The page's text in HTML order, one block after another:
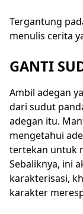
Tergantung
menulis cerita
GANTI
Ambil adegan
dari sudut
adegan itu.
mengetahui
tertekan untuk
Sebaliknya, ini
karakterisasi,
karakter